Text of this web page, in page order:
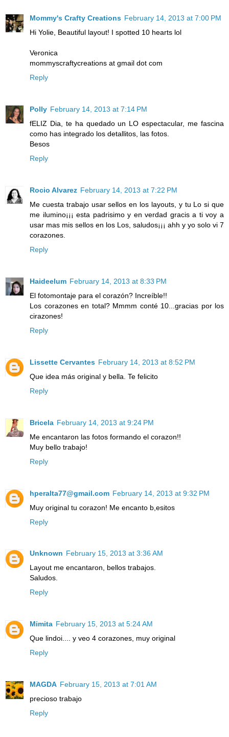
Mommy's Crafty Creations February 14, 2013 at 7:00 PM
Hi Yolie, Beautiful layout! I spotted 10 hearts lol
Veronica
mommyscraftycreations at gmail dot com
Reply
Polly February 14, 2013 at 7:14 PM
fELIZ Dia, te ha quedado un LO espectacular, me fascina
como has integrado los detallitos, las fotos.
Besos
Reply
Rocio Alvarez February 14, 2013 at 7:22 PM
Me cuesta trabajo usar sellos en los layouts, y tu Lo si que
me ilumino¡¡¡ esta padrisimo y en verdad gracis a ti voy a
usar mas mis sellos en los Los, saludos¡¡¡ ahh y yo solo vi 7
corazones.
Reply
Haideelum February 14, 2013 at 8:33 PM
El fotomontaje para el corazón? Increíble!!
Los corazones en total? Mmmm conté 10...gracias por los
cirazones!
Reply
Lissette Cervantes February 14, 2013 at 8:52 PM
Que idea más original y bella. Te felicito
Reply
Bricela February 14, 2013 at 9:24 PM
Me encantaron las fotos formando el corazon!!
Muy bello trabajo!
Reply
hperalta77@gmail.com February 14, 2013 at 9:32 PM
Muy original tu corazon! Me encanto b,esitos
Reply
Unknown February 15, 2013 at 3:36 AM
Layout me encantaron, bellos trabajos.
Saludos.
Reply
Mimita February 15, 2013 at 5:24 AM
Que lindoi.... y veo 4 corazones, muy original
Reply
MAGDA February 15, 2013 at 7:01 AM
precioso trabajo
Reply